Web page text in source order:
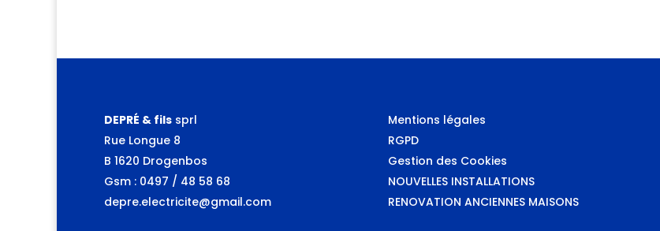
DEPRÉ & fils sprl
Rue Longue 8
B 1620 Drogenbos
Gsm : 0497 / 48 58 68
depre.electricite@gmail.com
Mentions légales
RGPD
Gestion des Cookies
NOUVELLES INSTALLATIONS
RENOVATION ANCIENNES MAISONS